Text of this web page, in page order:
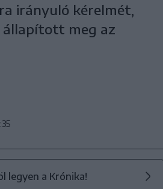
irányuló kérelmét,
állapított meg az
legyen a Krónika!